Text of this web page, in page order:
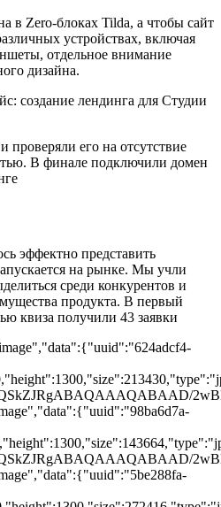
в Zero-блоках Tilda, а чтобы сайт
устройствах, включая
отдельное внимание
дизайна.
проверяли его на отсутствие
В финале подключили домен
эффектно представить
на рынке. Мы учли
среди конкурентов и
продукта. В первый
квиза получили 43 заявки